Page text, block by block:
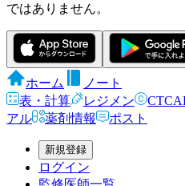
ではありません。
ホーム
ノート
表・計算
レジメン
アル
薬剤情報 ポスト
新規登録
ログイン